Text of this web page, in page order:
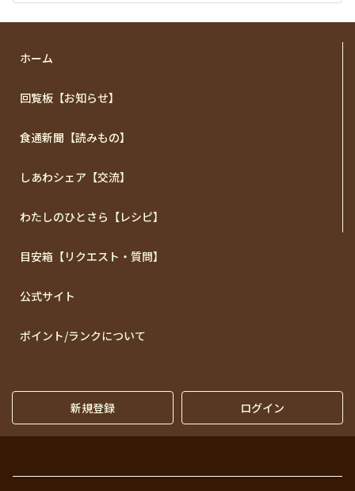
ホーム
回覧板【お知らせ】
食通新聞【読みもの】
しあわシェア【交流】
わたしのひとさら【レシピ】
目安箱【リクエスト・質問】
公式サイト
ポイント/ランクについて
新規登録 ログイン